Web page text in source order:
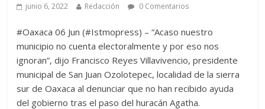
junio 6, 2022 Redacción 0 Comentarios
#Oaxaca 06 Jun (#Istmopress) – “Acaso nuestro
municipio no cuenta electoralmente y por eso nos
ignoran”, dijo Francisco Reyes Villavivencio, presidente
municipal de San Juan Ozolotepec, localidad de la sierra
sur de Oaxaca al denunciar que no han recibido ayuda
del gobierno tras el paso del huracán Agatha.